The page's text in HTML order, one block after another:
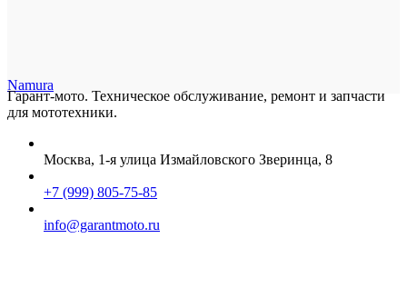
Namura
Гарант-мото. Техническое обслуживание, ремонт и запчасти
для мототехники.
Москва, 1-я улица Измайловского Зверинца, 8
+7 (999) 805-75-85
info@garantmoto.ru